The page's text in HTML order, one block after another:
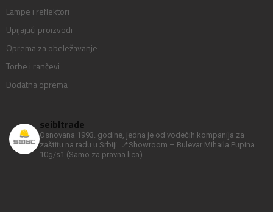
Lampe i reflektori
Upijajući proizvodi
Oprema za obeležavanje
Torbe i rančevi
Dodatna oprema
seibltrade
Osnovana 1993. godine, jedna je od vodećih kompanija za
zaštitu na radu u Srbiji.
📍Showroom – Bulevar Mihaila Pupina
10g/s1 (Samo za pravna lica).